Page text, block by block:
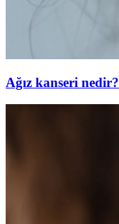
Ağız kanseri nedir?